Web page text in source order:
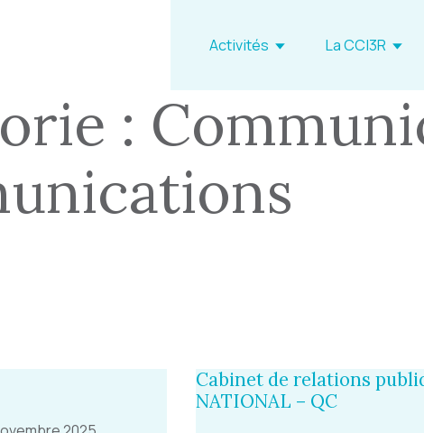
Activités La CCI3R
:
Cabinet de relations
NATIONAL – QC